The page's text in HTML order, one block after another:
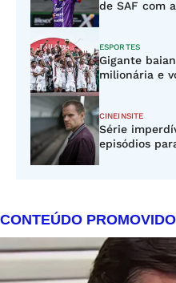
de SAF com
ESPORTES
Gigante
milionária e
CINEINSITE
Série
episódios